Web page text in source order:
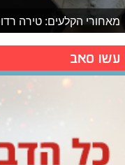
מאחורי הקלעים: טירה
עשו סאב